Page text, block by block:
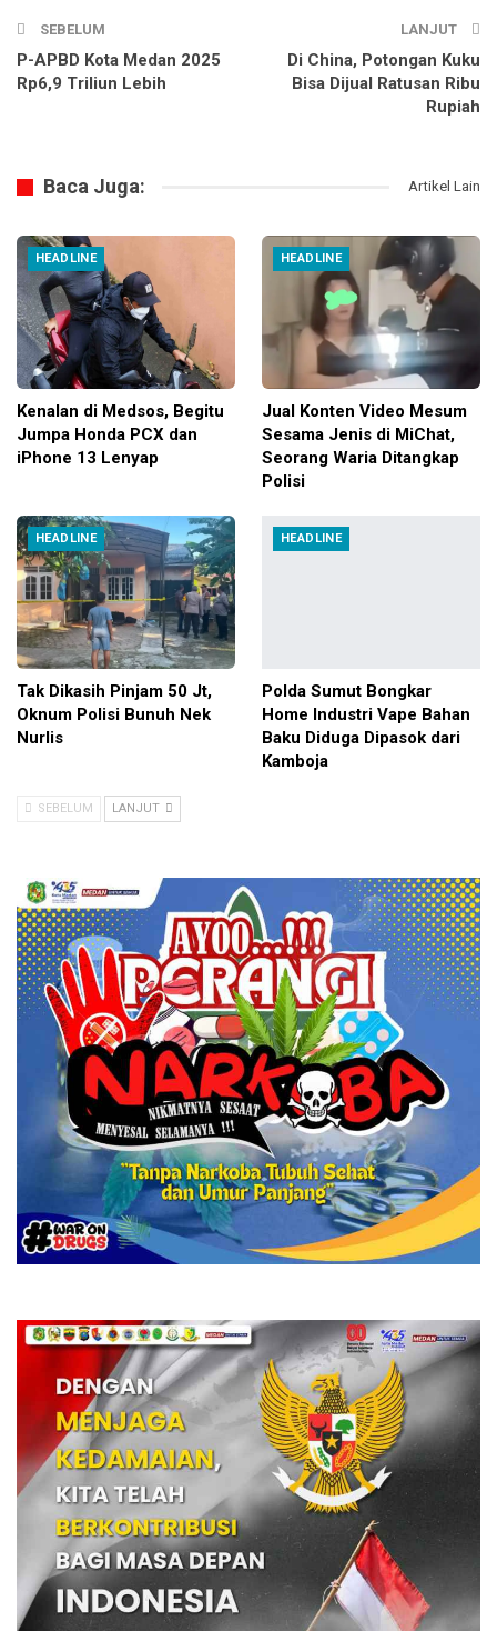
SEBELUM
P-APBD Kota Medan 2025
Rp6,9 Triliun Lebih
LANJUT
Di China, Potongan Kuku
Bisa Dijual Ratusan Ribu
Rupiah
Baca Juga: Artikel Lain
HEADLINE
Kenalan di Medsos, Begitu
Jumpa Honda PCX dan
iPhone 13 Lenyap
HEADLINE
Jual Konten Video Mesum
Sesama Jenis di MiChat,
Seorang Waria Ditangkap
Polisi
HEADLINE
Tak Dikasih Pinjam 50 Jt,
Oknum Polisi Bunuh Nek
Nurlis
HEADLINE
Polda Sumut Bongkar
Home Industri Vape Bahan
Baku Diduga Dipasok dari
Kamboja
SEBELUM LANJUT